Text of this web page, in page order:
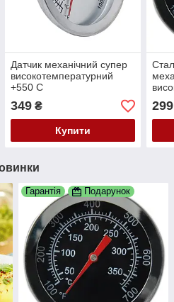
Датчик механічний супер
високотемпературний
+550 С
349₴
Купити
299
Гарантія Подарунок